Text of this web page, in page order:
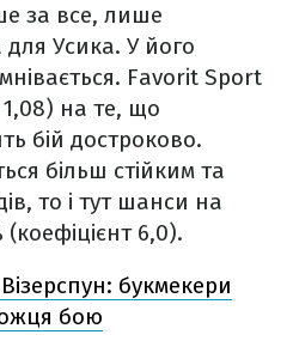
за все, лише
Усика. У його
Favorit Sport
1,08) на те, що
бій достроково.
більш стійким та
то і тут шанси на
6,0).
букмекери
бою